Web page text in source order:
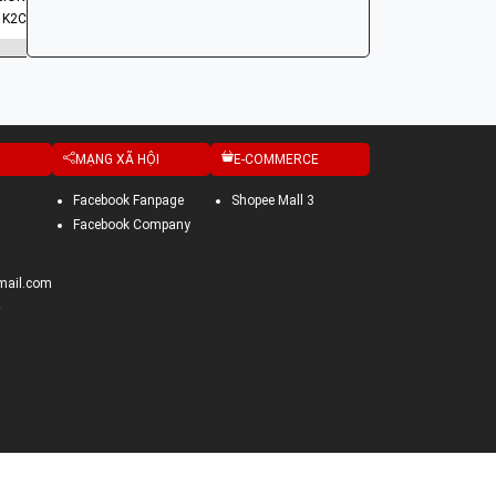
MẠNG XÃ HỘI
Facebook Fanpage
Facebook Company
E-COMMERCE
Shopee Mall 3